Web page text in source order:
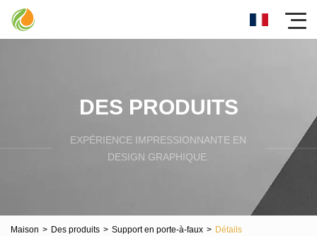
DES PRODUITS
EXPÉRIENCE IMPRESSIONNANTE EN
DESIGN GRAPHIQUE.
Maison > Des produits > Support en porte-à-faux > Détails